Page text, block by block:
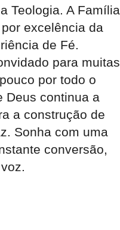
Teologia. A Família
excelência da
de Fé.
para muitas
por todo o
Deus continua a
a construção de
Sonha com uma
conversão,